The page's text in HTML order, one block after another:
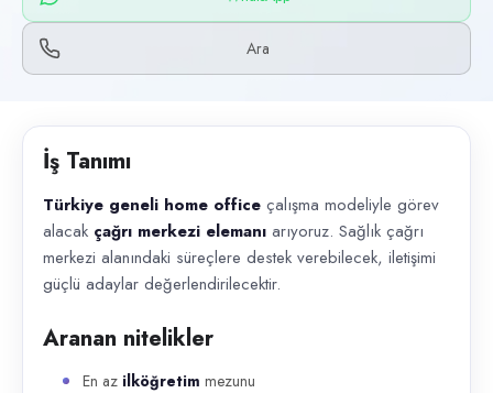
Başvuru kanalları
WhatsApp, Telefon
Türkiye geneli home office çalışma modeliyle görev alacak çağrı
Ara
İş Tanımı
Türkiye geneli home office çalışma modeliyle görev
alacak çağrı merkezi elemanı arıyoruz. Sağlık çağrı
merkezi alanındaki süreçlere destek verebilecek, iletişimi
güçlü adaylar değerlendirilecektir.
Aranan nitelikler
En az ilköğretim mezunu